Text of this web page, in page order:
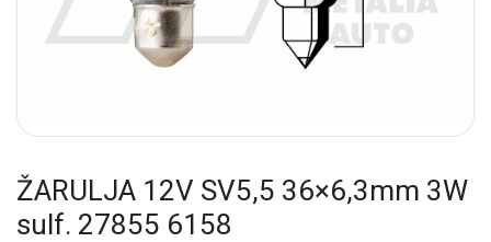
ŽARULJA 12V SV5,5 36×6,3mm 3W
sulf. 27855 6158